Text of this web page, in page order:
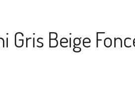
Gris Beige